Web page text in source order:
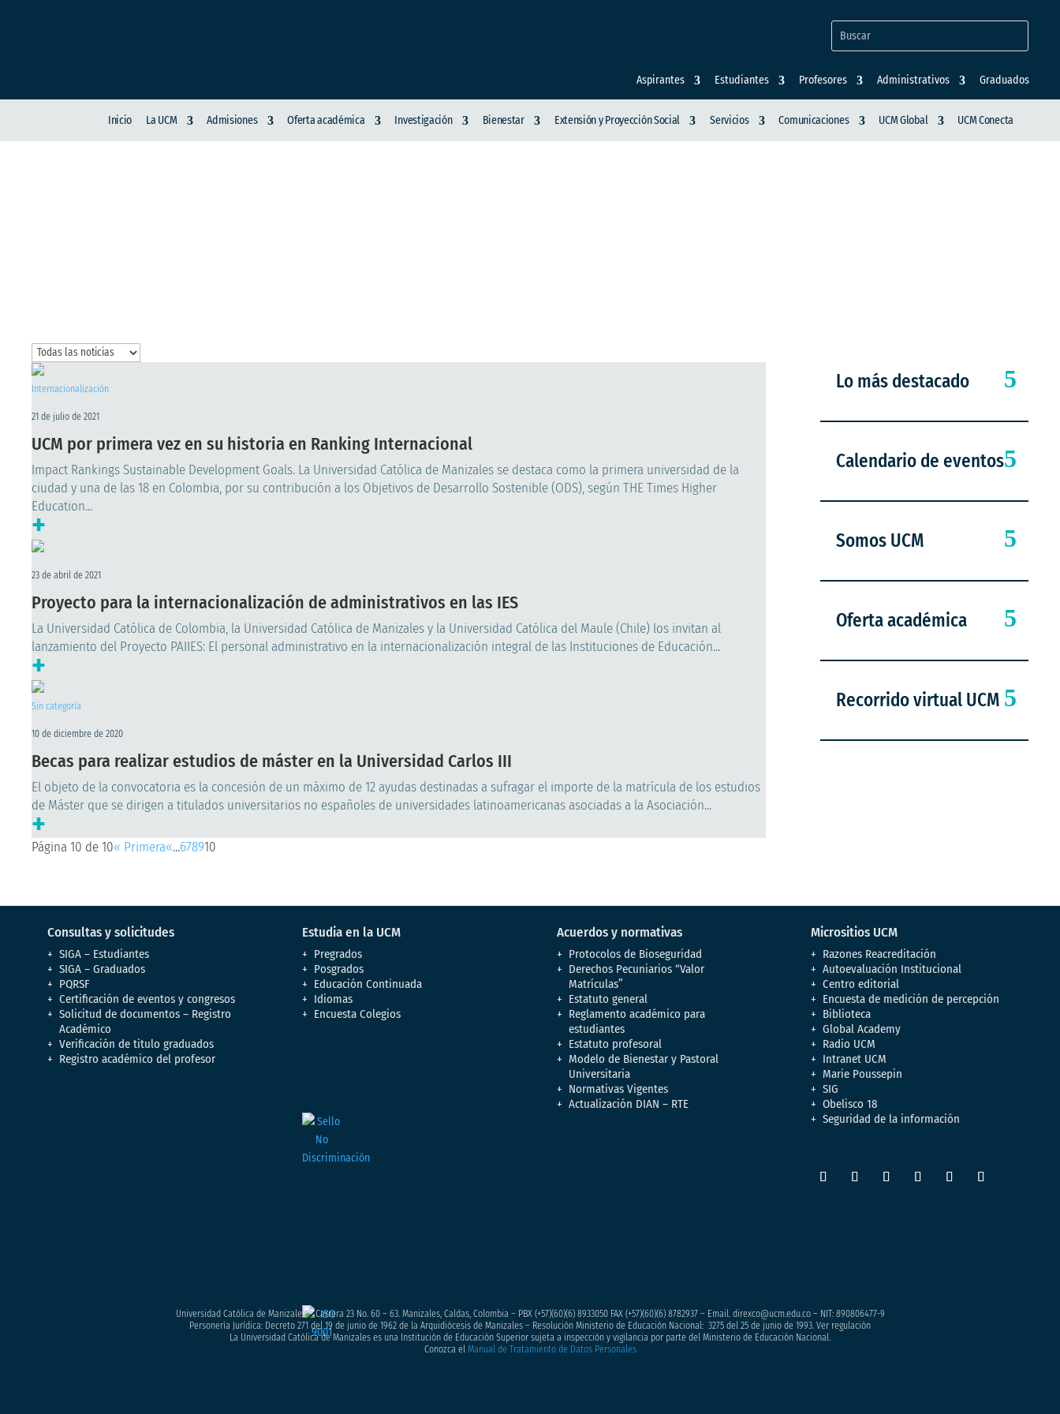
Aspirantes Estudiantes Profesores Administrativos Graduados
Inicio La UCM Admisiones Oferta académica Investigación Bienestar Extensión y Proyección Social Servicios Comunicaciones UCM Global UCM Conecta
Internacionalización
21 de julio de 2021
UCM por primera vez en su historia en Ranking Internacional
Impact Rankings Sustainable Development Goals. La Universidad Católica de Manizales se destaca como la primera universidad de la
ciudad y una de las 18 en Colombia, por su contribución a los Objetivos de Desarrollo Sostenible (ODS), según THE Times Higher
Education...
+
23 de abril de 2021
Proyecto para la internacionalización de administrativos en las IES
La Universidad Católica de Colombia, la Universidad Católica de Manizales y la Universidad Católica del Maule (Chile) los invitan al
lanzamiento del Proyecto PAIIES: El personal administrativo en la internacionalización integral de las Instituciones de Educación...
+
Sin categoría
10 de diciembre de 2020
Becas para realizar estudios de máster en la Universidad Carlos III
El objeto de la convocatoria es la concesión de un máximo de 12 ayudas destinadas a sufragar el importe de la matrícula de los estudios
de Máster que se dirigen a titulados universitarios no españoles de universidades latinoamericanas asociadas a la Asociación...
+
Página 10 de 10« Primera«...678910
Lo más destacado
Calendario de eventos
Somos UCM
Oferta académica
Recorrido virtual UCM
Consultas y solicitudes
SIGA – Estudiantes
SIGA – Graduados
PQRSF
Certificación de eventos y congresos
Solicitud de documentos – Registro
Académico
Verificación de titulo graduados
Registro académico del profesor
Estudia en la UCM
Pregrados
Posgrados
Educación Continuada
Idiomas
Encuesta Colegios
Acuerdos y normativas
Protocolos de Bioseguridad
Derechos Pecuniarios “Valor
Matrículas”
Estatuto general
Reglamento académico para
estudiantes
Estatuto profesoral
Modelo de Bienestar y Pastoral
Universitaria
Normativas Vigentes
Actualización DIAN – RTE
Micrositios UCM
Razones Reacreditación
Autoevaluación Institucional
Centro editorial
Encuesta de medición de percepción
Biblioteca
Global Academy
Radio UCM
Intranet UCM
Marie Poussepin
SIG
Obelisco 18
Seguridad de la información
Universidad Católica de Manizales – Carrera 23 No. 60 – 63. Manizales, Caldas, Colombia – PBX (+57)(60)(6) 8933050FAX (+57)(60)(6) 8782937 – Email. direxco@ucm.edu.co – NIT: 890806477-9
Personería Jurídica: Decreto 271 del 19 de junio de 1962 de la Arquidiócesis de Manizales – Resolución Ministerio de Educación Nacional: 3275 del 25 de junio de 1993. Ver regulación
La Universidad Católica de Manizales es una Institución de Educación Superior sujeta a inspección y vigilancia por parte del Ministerio de Educación Nacional.
Conozca el Manual de Tratamiento de Datos Personales